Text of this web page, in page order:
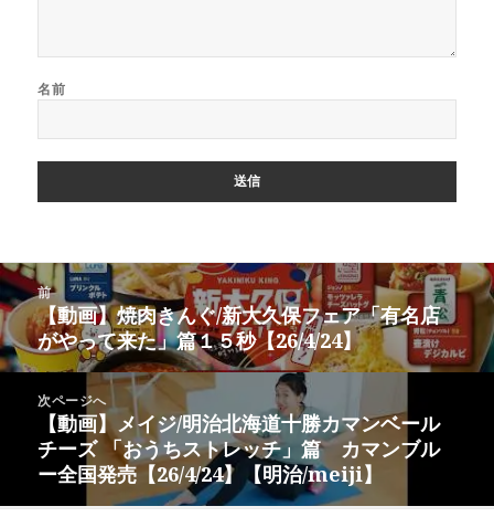
名前
投
稿
ナ
ビ
前
前
の
投
稿:
【動画】焼肉きんぐ/新大久保フェア「有名店
がやって来た」篇１５秒【26/4/24】
次ページへ
次
の
投
稿:
【動画】メイジ/明治北海道十勝カマンベール
チーズ 「おうちストレッチ」篇 カマンブル
ー全国発売【26/4/24】【明治/meiji】